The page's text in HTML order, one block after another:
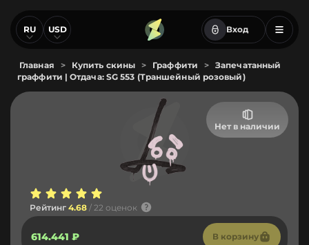
RU USD Вход
Главная > Купить скины > Граффити >
Запечатанный
граффити | Отдача: SG 553 (Траншейный розовый)
Нет в наличии
Рейтинг 4.68 / 22 оценок
614.441 ₽ В корзину